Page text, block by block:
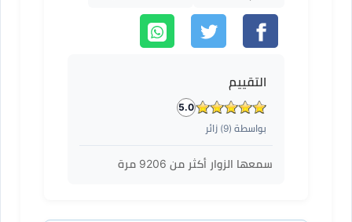
التقييم
5.0
بواسطة (9) زائر
سمعها الزوار أكثر من 9206 مرة